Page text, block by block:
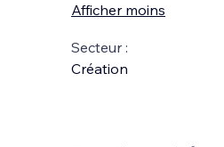
Afficher moins
Secteur :
Création